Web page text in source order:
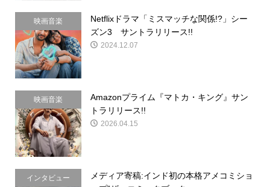
映画音楽
Netflixドラマ「ミスマッチな関係!?」シー
ズン3 サントラリリース!!
2024.12.07
映画音楽
Amazonプライム『マトカ・キング』サン
トラリリース!!
2026.04.15
インタビュー
メディア寄稿:インド初の本格アメコミショ